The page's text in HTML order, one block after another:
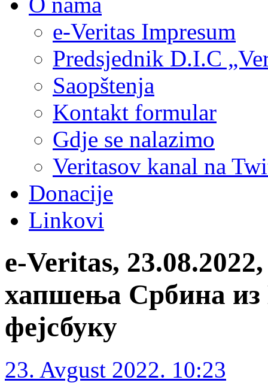
e-Veritas Impresum
Predsjednik D.I.C
Saopštenja
Kontakt formular
Gdje se nalazimo
Veritasov kanal na
Donacije
Linkovi
e-Veritas,
хапшења Србина из
фејсбуку
23. Avgust 2022. 10:23